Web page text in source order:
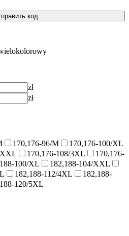
код
zł
zł
170,176-96/M
170,176-100/XL
XXL
170,176-108/3XL
170,176-
100/XL
182,188-104/XXL
182,188-112/4XL
182,188-
120/5XL